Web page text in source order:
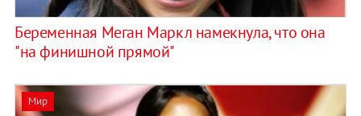
Беременная Меган Маркл намекнула, что она
"на финишной прямой"
Мир